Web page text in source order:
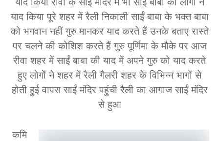
याद किया पूरे शहर में रैली निकाली साईं बाबा के भक्त बाबा
को भगवान नहीं गुरु मानकर याद करते हैं उनके बताए रास्ते
पर चलने की कोशिश करते हैं गुरु पूर्णिमा के मौके पर आज
रीवा शहर में साईं बाबा की याद में अपने गुरु को याद करते
हुए लोगों ने शहर में रैली गैलरी शहर के विभिन्न भागों से
होती हुई वापस साईं मंदिर पहुंची रैली का आगाज साईं मंदिर
से हुआ
कमि